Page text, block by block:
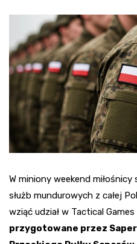
W miniony weekend
służb mundurowych z całej
wziąć udział w Tactical Games
przygotowane przez